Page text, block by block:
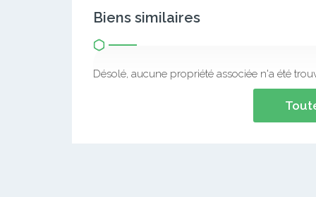
Biens similaires
Désolé, aucune propriété associée n'a été